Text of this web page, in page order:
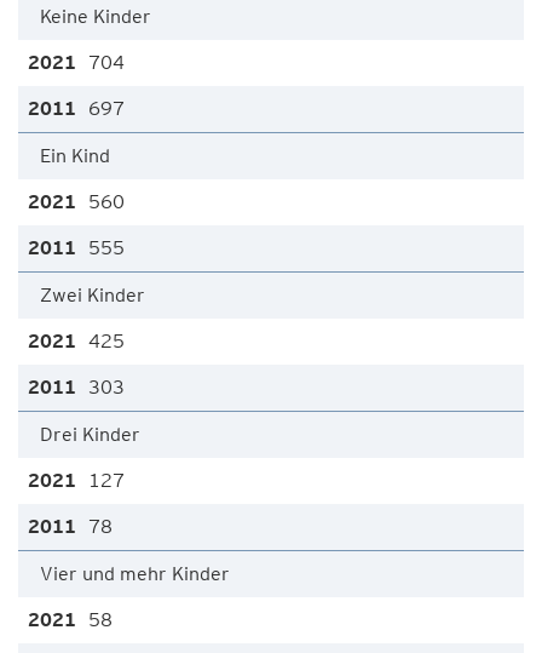
Keine Kinder
704
697
Ein Kind
560
555
Zwei Kinder
425
303
Drei Kinder
127
78
Vier und mehr Kinder
58